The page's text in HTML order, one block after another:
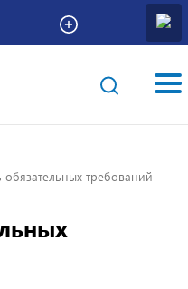
обязательных требований